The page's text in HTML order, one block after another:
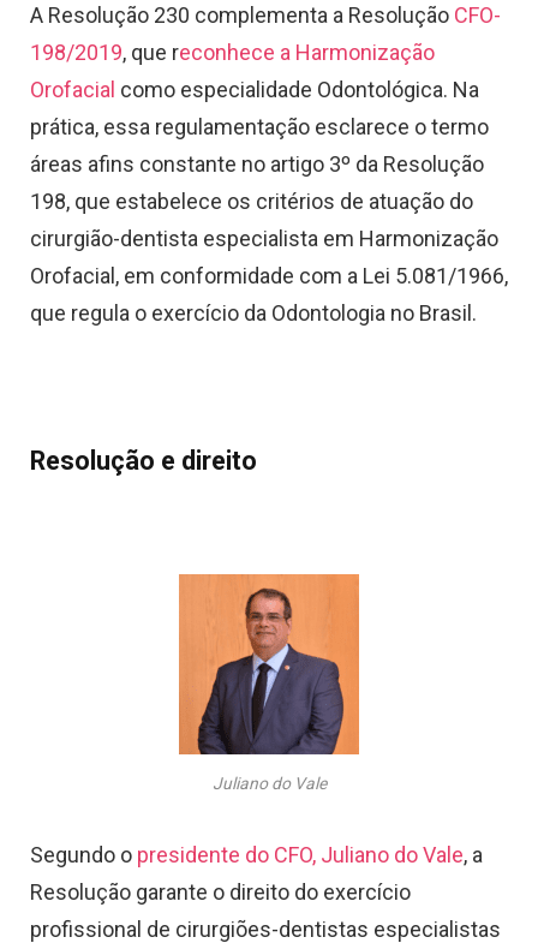
A Resolução 230 complementa a Resolução CFO-
198/2019, que reconhece a Harmonização
Orofacial como especialidade Odontológica. Na
prática, essa regulamentação esclarece o termo
áreas afins constante no artigo 3º da Resolução
198, que estabelece os critérios de atuação do
cirurgião-dentista especialista em Harmonização
Orofacial, em conformidade com a Lei 5.081/1966,
que regula o exercício da Odontologia no Brasil.
Resolução e direito
Juliano do Vale
Segundo o presidente do CFO, Juliano do Vale, a
Resolução garante o direito do exercício
profissional de cirurgiões-dentistas especialistas